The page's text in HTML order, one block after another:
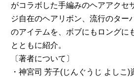
がコラボした手編みのヘアアクセ
ジ自在のヘアリボン、流行のター
のアイテムを、ボブにもロングに
とともに紹介。
〔著者について〕
・神宮司 芳子(じんぐうじ よしこ